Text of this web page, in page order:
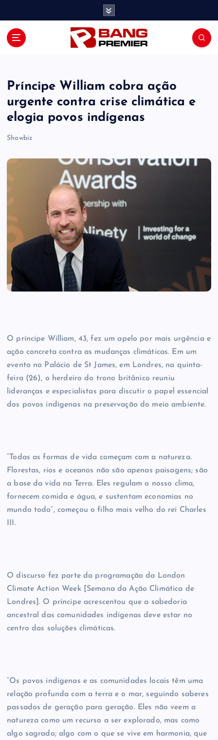
Príncipe William cobra ação
urgente contra crise climática e
elogia povos indígenas
Showbiz
O príncipe William, 43, fez um apelo por mais urgência e
ação concreta contra as mudanças climáticas. Em um
evento no Palácio de St James, em Londres, na quinta-
feira (26)​, o herdeiro do trono britânico reuniu
lideranças e especialistas para discutir o papel essencial
dos povos indígenas na preservação do meio ambiente.
“Todas as formas de vida começam com a natureza.
Florestas, rios e oceanos não são apenas paisagens; são
a base da vida na Terra. Eles regulam o nosso clima,
fornecem comida e água, e sustentam economias no
mundo todo”, começou o filho mais velho do rei Charles
III.
O discurso fez parte da programação da London
Climate Action Week [Semana da Ação Climática de
Londres]. O príncipe acrescentou que a sabedoria
ancestral das comunidades indígenas deve estar no
centro das soluções climáticas.
“Os povos indígenas e as comunidades locais têm uma
relação profunda com a terra e o mar, seguindo saberes
passados de geração para geração. Eles não veem a
natureza como um recurso a ser explorado, mas como
algo sagrado; algo com o que se vive em harmonia, que